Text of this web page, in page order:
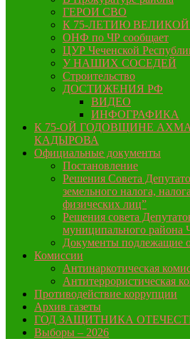
ГЕРОИ СВО
К 75-ЛЕТИЮ
ОНФ по ЧР сообщает
ЦУР Чеченской
У НАШИХ СОСЕДЕЙ
Строительство
ДОСТИЖЕНИЯ РФ
ВИДЕО
ИНФОГРАФИКА
К 75-ОЙ ГОДОВЩИНЕ
КАДЫРОВА
Официальные документы
Постановление
Решения Совета
земельного налога,
физических лиц”
Решения совета
муниципального района
Документы подлежащие
Комиссии
Антинаркотическая
Антитеррористическая
Противодействие коррупции
Архив газеты
ГОД ЗАЩИТНИКА
Выборы – 2026